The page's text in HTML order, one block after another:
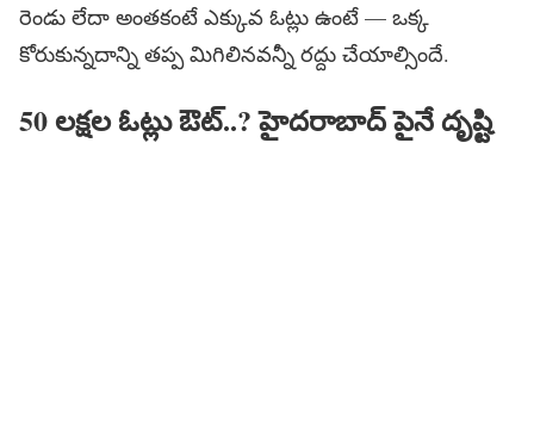
రెండు లేదా అంతకంటే ఎక్కువ ఓట్లు ఉంటే — ఒక్క
కోరుకున్నదాన్ని తప్ప మిగిలినవన్నీ రద్దు చేయాల్సిందే.
50 లక్షల ఓట్లుఔట్​..?హైదరాబాద్ ​పైనే దృష్టి